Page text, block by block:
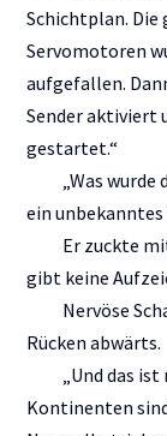
Schichtplan.
Servomotoren
aufgefallen.
Sender aktiviert
gestartet.“
„Was
ein unbekanntes
Er zuckte
gibt keine
Nervöse
Rücken abwärts.
„Und das
Kontinenten